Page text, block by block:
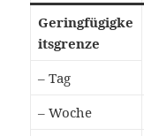
Geringfügigke
itsgrenze
– Tag
– Woche